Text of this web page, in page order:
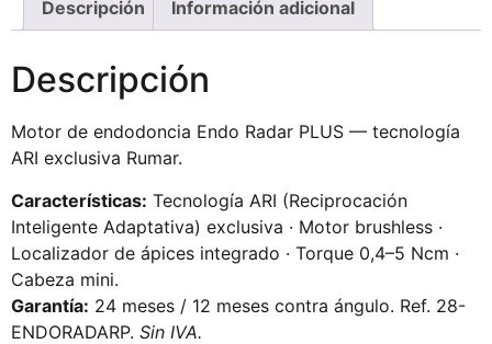
Descripción Información adicional
Descripción
Motor de endodoncia Endo Radar PLUS — tecnología
ARI exclusiva Rumar.
Características: Tecnología ARI (Reciprocación
Inteligente Adaptativa) exclusiva · Motor brushless ·
Localizador de ápices integrado · Torque 0,4–5 Ncm ·
Cabeza mini.
Garantía: 24 meses / 12 meses contra ángulo. Ref. 28-
ENDORADARP. Sin IVA.